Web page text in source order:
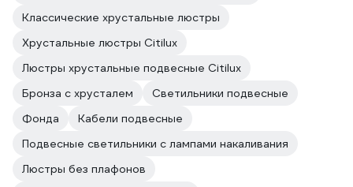
Классические хрустальные люстры
Хрустальные люстры Citilux
Люстры хрустальные подвесные Citilux
Бронза с хрусталем
Светильники подвесные
Фонда
Кабели подвесные
Подвесные светильники с лампами накаливания
Люстры без плафонов